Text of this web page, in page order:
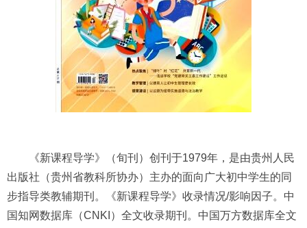
《新课程导学》（旬刊）创刊于1979年，是由贵州人民
出版社（贵州省教科所协办）主办的面向广大初中学生的同
步指导类教辅期刊。《新课程导学》收录情况/影响因子。中
国知网数据库（CNKI）全文收录期刊。中国万方数据库全文